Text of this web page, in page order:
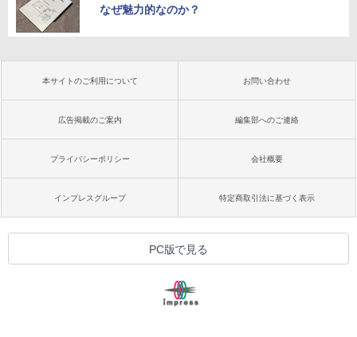
なぜ魅力的なのか？
本サイトのご利用について お問い合わせ
広告掲載のご案内 編集部へのご連絡
プライバシーポリシー 会社概要
インプレスグループ 特定商取引法に基づく表示
PC版で見る